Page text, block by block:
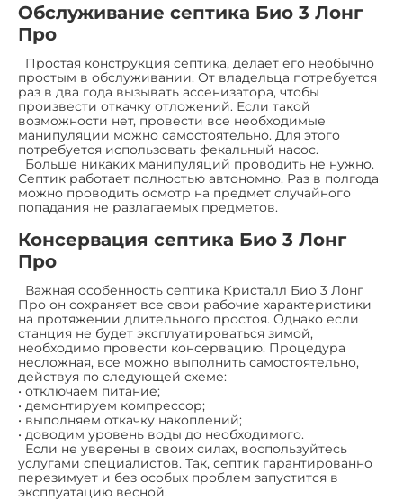
Обслуживание септика Био 3 Лонг
Про
Простая конструкция септика, делает его необычно
простым в обслуживании. От владельца потребуется
раз в два года вызывать ассенизатора, чтобы
произвести откачку отложений. Если такой
возможности нет, провести все необходимые
манипуляции можно самостоятельно. Для этого
потребуется использовать фекальный насос.
Больше никаких манипуляций проводить не нужно.
Септик работает полностью автономно. Раз в полгода
можно проводить осмотр на предмет случайного
попадания не разлагаемых предметов.
Консервация септика Био 3 Лонг
Про
Важная особенность септика Кристалл Био 3 Лонг
Про он сохраняет все свои рабочие характеристики
на протяжении длительного простоя. Однако если
станция не будет эксплуатироваться зимой,
необходимо провести консервацию. Процедура
несложная, все можно выполнить самостоятельно,
действуя по следующей схеме:
• отключаем питание;
• демонтируем компрессор;
• выполняем откачку накоплений;
• доводим уровень воды до необходимого.
Если не уверены в своих силах, воспользуйтесь
услугами специалистов. Так, септик гарантированно
перезимует и без особых проблем запустится в
эксплуатацию весной.